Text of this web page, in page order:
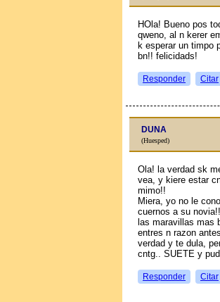
HOla! Bueno pos
qweno, al n kerer
k esperar un timpo
bn!! felicidads!
Responder Citar
DUNA
(Huesped)
Ola! la verdad sk
vea, y kiere estar
mimo!!
Miera, yo no le
cuernos a su
las maravillas mas
entres n razon
verdad y te dula,
cntg.. SUETE y
Responder Citar